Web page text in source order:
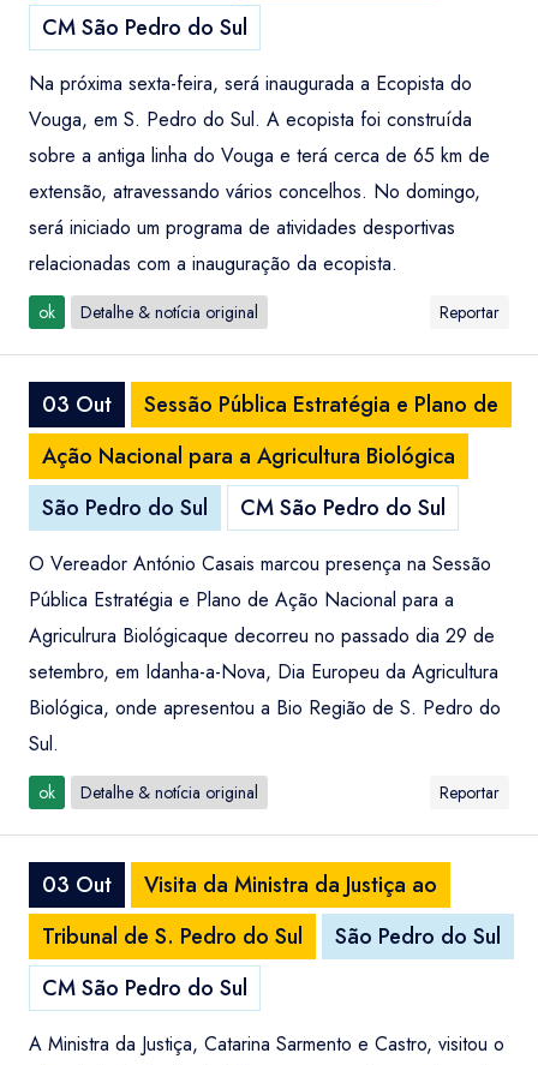
CM São Pedro do Sul
Na próxima sexta-feira, será inaugurada a Ecopista do
Vouga, em S. Pedro do Sul. A ecopista foi construída
sobre a antiga linha do Vouga e terá cerca de 65 km de
extensão, atravessando vários concelhos. No domingo,
será iniciado um programa de atividades desportivas
relacionadas com a inauguração da ecopista.
ok Detalhe & notícia original Reportar
03 Out
Sessão Pública Estratégia e Plano de
Ação Nacional para a Agricultura Biológica
São Pedro do Sul
CM São Pedro do Sul
O Vereador António Casais marcou presença na Sessão
Pública Estratégia e Plano de Ação Nacional para a
Agriculrura Biológicaque decorreu no passado dia 29 de
setembro, em Idanha-a-Nova, Dia Europeu da Agricultura
Biológica, onde apresentou a Bio Região de S. Pedro do
Sul.
ok Detalhe & notícia original Reportar
03 Out
Visita da Ministra da Justiça ao
Tribunal de S. Pedro do Sul
São Pedro do Sul
CM São Pedro do Sul
A Ministra da Justiça, Catarina Sarmento e Castro, visitou o